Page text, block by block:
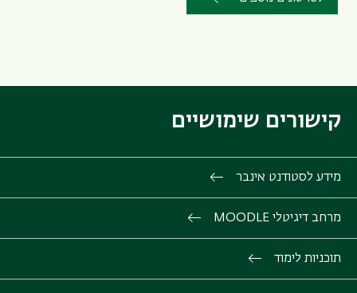
קישורים שימושיים
מידע לסטודנט אינבר
מרחב דיגיטלי MOODLE
תוכניות לימוד